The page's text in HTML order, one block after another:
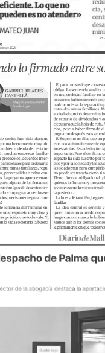
Rechtsartikel zu
grundlegenden
Aufmerksamkeit für Ihr